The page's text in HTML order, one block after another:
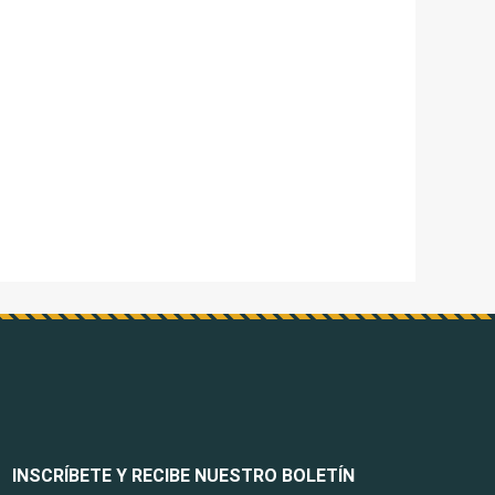
INSCRÍBETE Y RECIBE NUESTRO BOLETÍN